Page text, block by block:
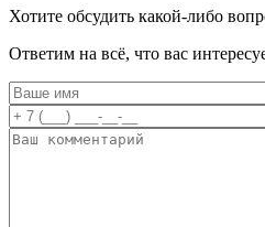
Хотите обсудить какой-либо
Ответим на всё, что вас